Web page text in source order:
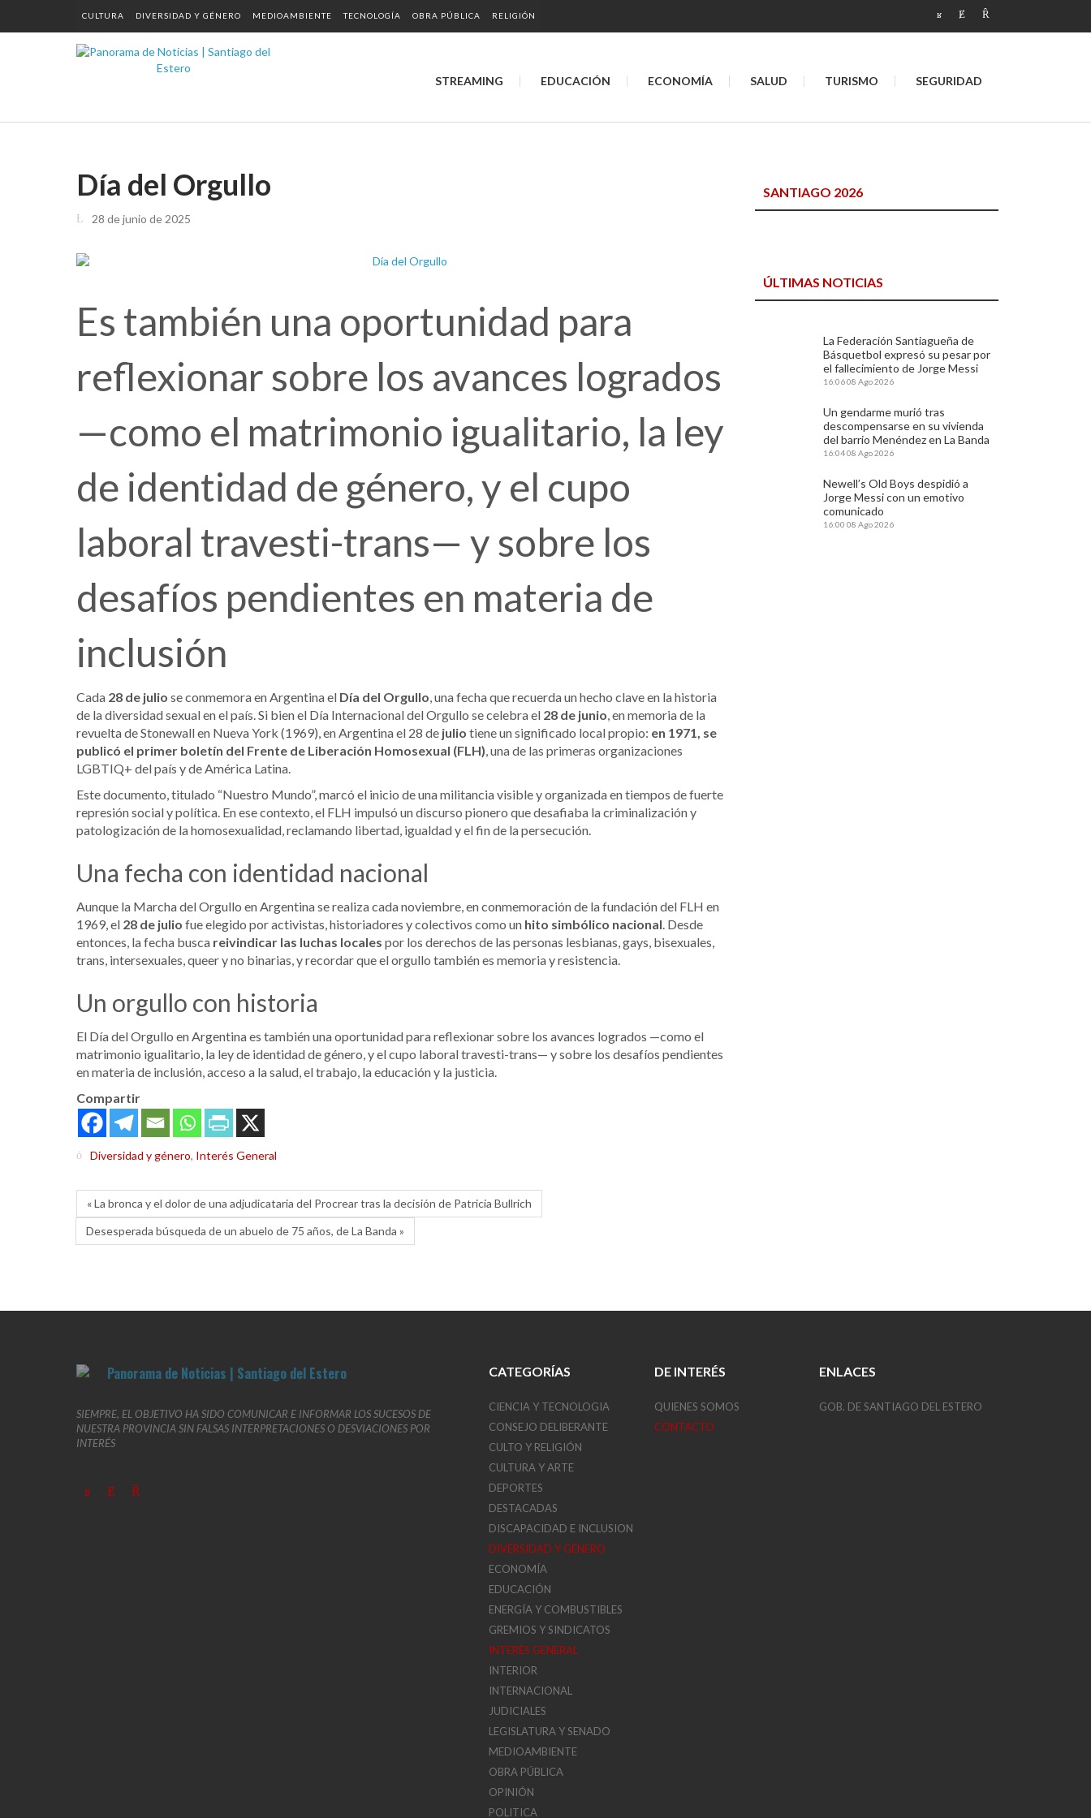
CULTURA DIVERSIDAD Y GÉNERO MEDIOAMBIENTE TECNOLOGÍA OBRA PÚBLICA RELIGIÓN
STREAMING EDUCACIÓN ECONOMÍA SALUD TURISMO SEGURIDAD
Día del Orgullo
28 de junio de 2025
Es también una oportunidad para
reflexionar sobre los avances logrados
—como el matrimonio igualitario, la ley
de identidad de género, y el cupo
laboral travesti-trans— y sobre los
desafíos pendientes en materia de
inclusión
Cada 28 de julio se conmemora en Argentina el Día del Orgullo, una fecha que recuerda un hecho clave en la historia
de la diversidad sexual en el país. Si bien el Día Internacional del Orgullo se celebra el 28 de junio, en memoria de la
revuelta de Stonewall en Nueva York (1969), en Argentina el 28 de julio tiene un significado local propio: en 1971, se
publicó el primer boletín del Frente de Liberación Homosexual (FLH), una de las primeras organizaciones
LGBTIQ+ del país y de América Latina.
Este documento, titulado “Nuestro Mundo”, marcó el inicio de una militancia visible y organizada en tiempos de fuerte
represión social y política. En ese contexto, el FLH impulsó un discurso pionero que desafiaba la criminalización y
patologización de la homosexualidad, reclamando libertad, igualdad y el fin de la persecución.
Una fecha con identidad nacional
Aunque la Marcha del Orgullo en Argentina se realiza cada noviembre, en conmemoración de la fundación del FLH en
1969, el 28 de julio fue elegido por activistas, historiadores y colectivos como un hito simbólico nacional. Desde
entonces, la fecha busca reivindicar las luchas locales por los derechos de las personas lesbianas, gays, bisexuales,
trans, intersexuales, queer y no binarias, y recordar que el orgullo también es memoria y resistencia.
Un orgullo con historia
El Día del Orgullo en Argentina es también una oportunidad para reflexionar sobre los avances logrados —como el
matrimonio igualitario, la ley de identidad de género, y el cupo laboral travesti-trans— y sobre los desafíos pendientes
en materia de inclusión, acceso a la salud, el trabajo, la educación y la justicia.
Compartir
Diversidad y género, Interés General
« La bronca y el dolor de una adjudicataria del Procrear tras la decisión de Patricia Bullrich
Desesperada búsqueda de un abuelo de 75 años, de La Banda »
SANTIAGO 2026
ÚLTIMAS NOTICIAS
La Federación Santiagueña de
Básquetbol expresó su pesar por
el fallecimiento de Jorge Messi
16:0608 Ago 2026
Un gendarme murió tras
descompensarse en su vivienda
del barrio Menéndez en La Banda
16:0408 Ago 2026
Newell’s Old Boys despidió a
Jorge Messi con un emotivo
comunicado
16:00 08 Ago 2026
SIEMPRE, EL OBJETIVO HA SIDO COMUNICAR E INFORMAR LOS SUCESOS DE
NUESTRA PROVINCIA SIN FALSAS INTERPRETACIONES O DESVIACIONES POR
INTERÉS
CATEGORÍAS
CIENCIA Y TECNOLOGIA
CONSEJO DELIBERANTE
CULTO Y RELIGIÓN
CULTURA Y ARTE
DEPORTES
DESTACADAS
DISCAPACIDAD E INCLUSION
DIVERSIDAD Y GÉNERO
ECONOMÍA
EDUCACIÓN
ENERGÍA Y COMBUSTIBLES
GREMIOS Y SINDICATOS
INTERÉS GENERAL
INTERIOR
INTERNACIONAL
JUDICIALES
LEGISLATURA Y SENADO
MEDIOAMBIENTE
OBRA PÚBLICA
OPINIÓN
POLITICA
DE INTERÉS
QUIENES SOMOS
CONTACTO
ENLACES
GOB. DE SANTIAGO DEL ESTERO